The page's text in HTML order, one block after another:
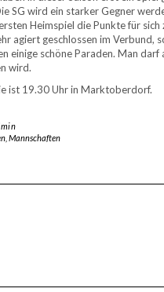
SG wird ein starker Gegner
Heimspiel die Punkte für
agiert geschlossen im Verbund,
einige schöne Paraden. Man
wird.
ist 19.30 Uhr in Marktoberdorf.
, Mannschaften